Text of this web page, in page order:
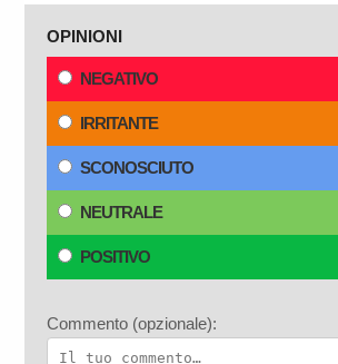
OPINIONI
NEGATIVO
IRRITANTE
SCONOSCIUTO
NEUTRALE
POSITIVO
Commento (opzionale):